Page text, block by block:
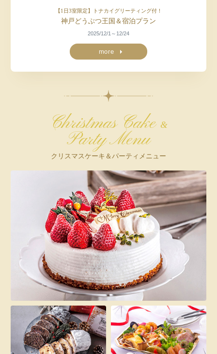
【1日3室限定】トナカイグリーティング付！
神戸どうぶつ王国＆宿泊プラン
2025/12/1～12/24
more
Christmas Cake &
Party Menu
クリスマスケーキ＆パーティメニュー